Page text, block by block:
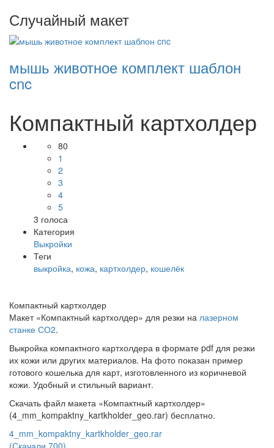
Случайный макет
мышь животное комплект шаблон
cnc
Компактный картхолдер
80
1
2
3
4
5
3 голоса
Категория
Выкройки
Теги
выкройка, кожа, картхолдер, кошелёк
Компактный картхолдер
Макет «Компактный картхолдер» для резки на лазерном
станке СО2.
Выкройка компактного картхолдера в формате pdf для резки
их кожи или других материалов. На фото показан пример
готового кошелька для карт, изготовленного из коричневой
кожи. Удобный и стильный вариант.
Скачать файл макета «Компактный картхолдер»
(4_mm_kompaktny_kartkholder_geo.rar) бесплатно.
4_mm_kompaktny_kartkholder_geo.rar
(Скачали 700)